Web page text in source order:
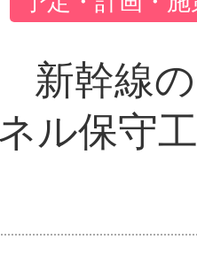
新幹線
ル保守